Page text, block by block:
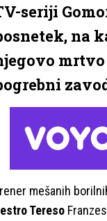
seriji
na
mešanih
Tereso